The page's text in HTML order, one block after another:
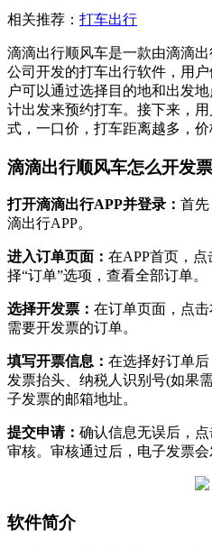
相关推荐： 打车出行
滴滴出行顺风车是一款由滴滴
公司开发的打车出行软件，用
户可以通过选择目的地和出发
计出发来预约打车。接下来，
式，一口价，打车距离越多，价
滴滴出行顺风车怎么开发票
‌打开滴滴出行APP并登录‌： 首
滴出行APP。
进入订单页面‌： 在APP首页，
择“订单”选项，查看全部订单。
‌选择开发票‌： 在订单页面，点
需要开发票的订单。
‌填写开票信息‌： 在选择好订单
发票抬头、纳税人识别号(如果
子发票的邮箱地址。
‌提交申请‌： 确认信息无误后，
审核。审核通过后，电子发票会
软件简介